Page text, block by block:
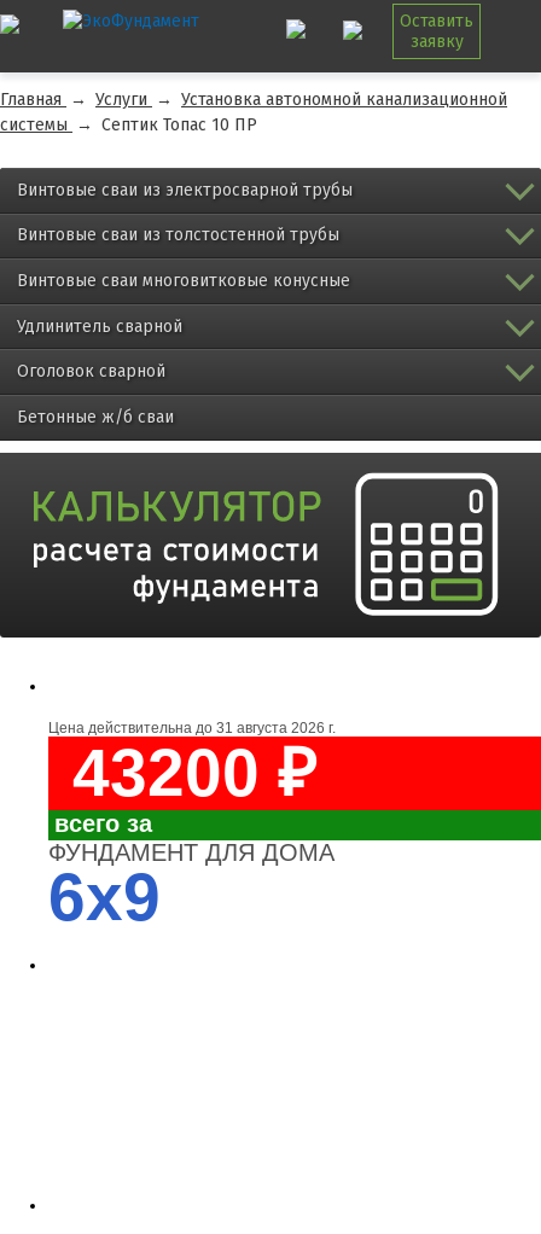
Оставить
заявку
Главная → Услуги → Установка автономной канализационной
системы → Септик Топас 10 ПР
Винтовые сваи из электросварной трубы
Винтовые сваи из толстостенной трубы
Винтовые сваи многовитковые конусные
Удлинитель сварной
Оголовок сварной
Бетонные ж/б сваи
Цена действительна до 31 августа 2026 г.
43200 ₽
всего за
ФУНДАМЕНТ ДЛЯ ДОМА
6x9